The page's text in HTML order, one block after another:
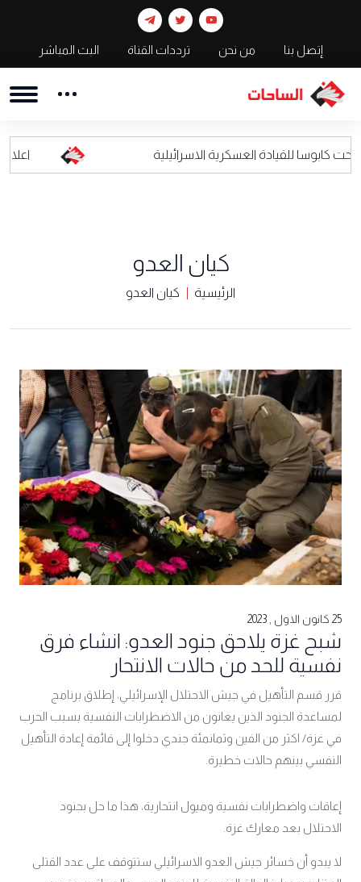
إتصل بنا من نحن ترددات القناة البث المباشر
اعلام العدو: العسكرية الاسرائيلية
كيان العدو
الرئيسية كيان العدو
25 كانون الاول , 2023
شبح غزة يلاحق جنود العدو: انشاء فرق
نفسية للحد من حالات الانتحار
قرر قسم التأهيل في جيش الاحتلال الإسرائيلي، إطلاق برنامج
لمساعدة الجنود الذين يعانون من الاضطرابات النفسية بسبب الحرب
في غزة/ اكثر من الفين وثمانمئة جندي دخلوا إلى قائمة إعادة التأهيل
النفسي بينهم حالات خطيرة.
إعاقات واضطرابات نفسية وميول انتحارية، هذا ما حل بجنود
الاحتلال بعد معارك غزة.
لا يبدو أن خسائر جيش العدو الاسرائيلي ستتوقف على عدد القتلى